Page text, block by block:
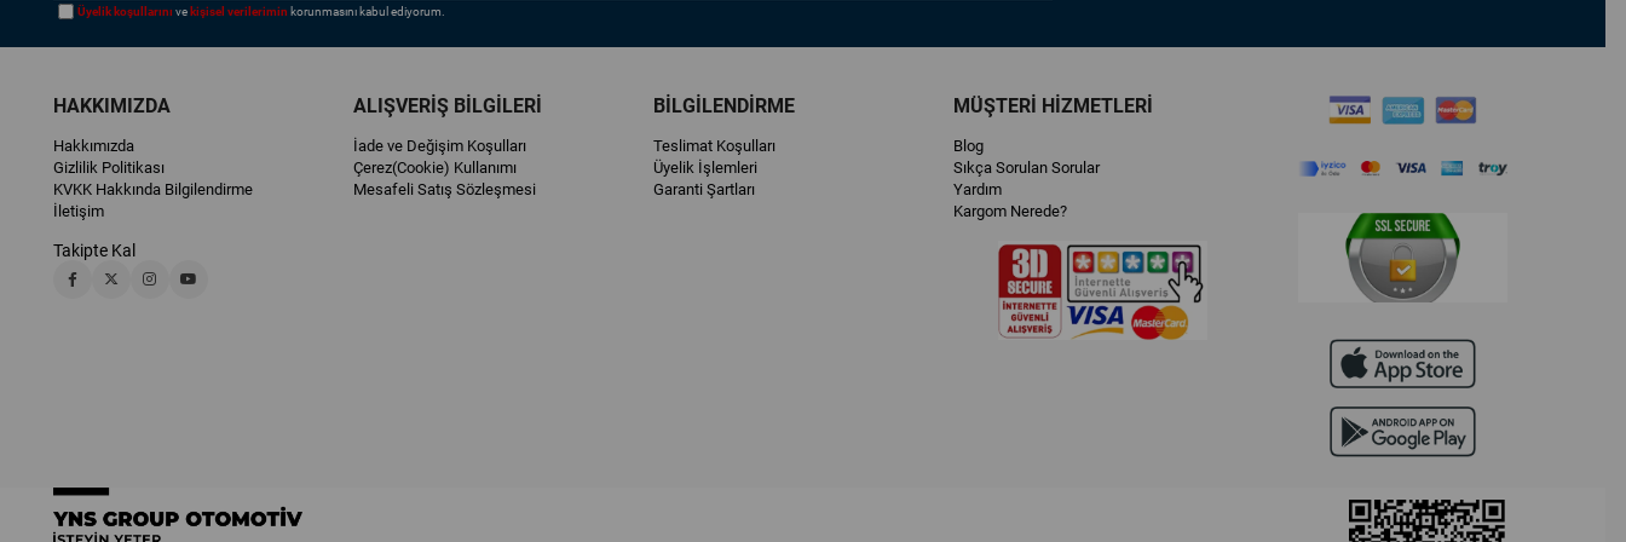
Üyelik koşullarını ve kişisel verilerimin korunmasını kabul ediyorum.
HAKKIMIZDA
Hakkımızda
Gizlilik Politikası
KVKK Hakkında Bilgilendirme
İletişim
Takipte Kal
ALIŞVERİŞ BİLGİLERİ
İade ve Değişim Koşulları
Çerez(Cookie) Kullanımı
Mesafeli Satış Sözleşmesi
BİLGİLENDİRME
Teslimat Koşulları
Üyelik İşlemleri
Garanti Şartları
MÜŞTERİ HİZMETLERİ
Blog
Sıkça Sorulan Sorular
Yardım
Kargom Nerede?